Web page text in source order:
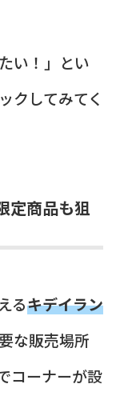
い！」とい
クしてみてく
定商品も狙
るキデイラン
な販売場所
コーナーが設